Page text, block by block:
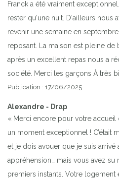
Franck a été vraiment
rester qu'une nuit. D'ailleurs nous
revenir une semaine en
reposant. La maison est pleine
après un excellent repas nous a
société. Merci les garçons À très
Publication : 17/06/2025
Alexandre - Drap
« Merci encore pour votre accueil
un moment exceptionnel ! C’était
et je dois avouer que je suis arrivé
appréhension… mais vous avez su
premiers instants. Votre logement